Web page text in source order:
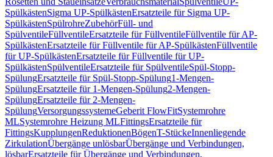
SpülkästenSigma UP-SpülkästenErsatzteile für Sigma UP-
SpülkästenSpülrohreZubehörFüll- und
SpülventileFüllventileErsatzteile für FüllventileFüllventile für AP-
SpülkästenErsatzteile für Füllventile für AP-SpülkästenFüllventile
für UP-SpülkästenErsatzteile für Füllventile für UP-
SpülkästenSpülventileErsatzteile für SpülventileSpül-Stopp-
SpülungErsatzteile für Spül-Stopp-Spülung1-Mengen-
SpülungErsatzteile für 1-Mengen-Spülung2-Mengen-
SpülungErsatzteile für 2-Mengen-
SpülungVersorgungssystemeGeberit FlowFitSystemrohre
MLSystemrohre Heizung MLFittingsErsatzteile für
FittingsKupplungenReduktionenBögenT-StückeInnenliegende
ZirkulationÜbergänge unlösbarÜbergänge und Verbindungen,
lösbarErsatzteile für Übergänge und Verbindungen,